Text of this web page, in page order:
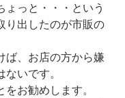
ょっと・・・という
り出したのが市販の
ば、お店の方から嫌
いです。
お勧めします。